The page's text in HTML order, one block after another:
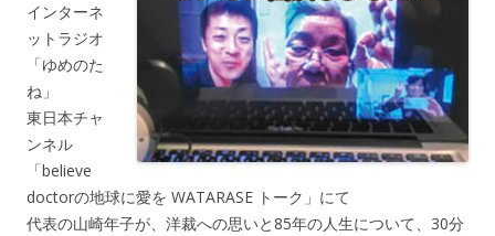
インターネ
ットラジオ
「ゆめのた
ね」
東日本チャ
ンネル
「believe
doctorの地球に愛を WATARASE トーク」にて
代表の山崎年子が、洋裁への思いと85年の人生について、30分